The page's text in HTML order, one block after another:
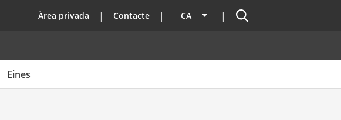
top
Àrea privada Contacte CA Llista les accions addicionals
Cercador
Eines